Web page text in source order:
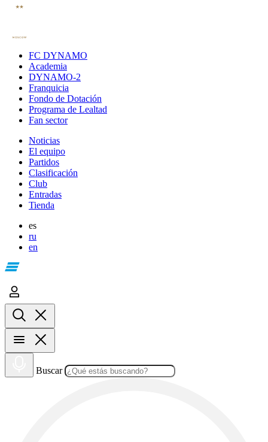
FC DYNAMO
Academia
DYNAMO-2
Franquicia
Fondo de Dotación
Programa de Lealtad
Fan sector
Noticias
El equipo
Partidos
Clasificación
Club
Entradas
Tienda
es
ru
en
Buscar